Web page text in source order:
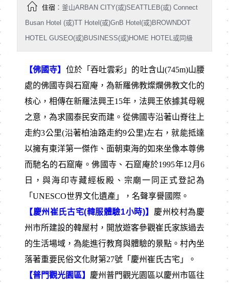
住宿：釜山ARBAN CITY(或)SEATTLEB(或) Connect
Busan Hotel (或)TT Hotel(或)GnB Hotel(或)BROWNDOT
HOTEL GUSEO(或)BUSINESS(或)HOME HOTEL或同級
【佛國寺】 位於「吞吐雲彩」的吐含山(745m)山腰
處的佛國寺與石窟庵，為新羅佛教燦爛佛教文化的
核心，相傳在新羅法興王15年，法興王依據其母親
之意，為求國泰民安而建。從佛國寺沿著山脊往上
走約3公里(沿著柏油路走約9公里)左右，就能抵達
以擁有東洋第一傑作、面朝東海的如來坐像本尊佛
而馳名的石窟庵。佛國寺、石窟庵於1995年12月6
日，與海印寺藏經板殿、宗廟一同正式登記為
「UNESCO世界文化遺產」，名聲享譽國際。
【慶州崔氏古宅(韓服體驗1小時)】 慶州校村為慶
州市所建設的韓屋村，開放遊客參觀崔氏家族過去
的生活場域，為能進行教育與體驗的景點。村內坐
落著重要民俗文化財第27號「慶州崔氏古宅」。
【普門觀光園區】 慶州普門觀光園區以慶州市區往